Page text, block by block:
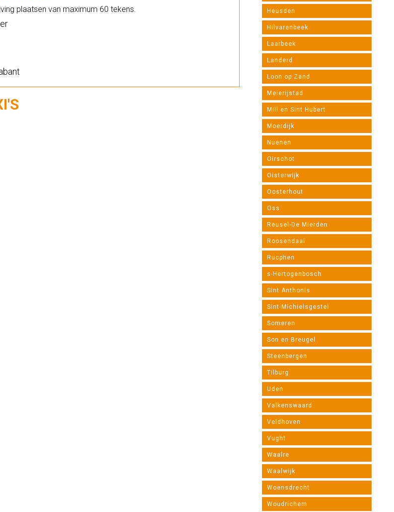
plaatsen van maximum 60 tekens. Heusden
Hilvarenbeek
Laarbeek
Landerd
Loon op Zand
Meierijstad
Mill en Sint Hubert
Moerdijk
Nuenen
Oirschot
Oisterwijk
Oosterhout
Oss
Reusel-De Mierden
Roosendaal
Rucphen
s-Hertogenbosch
Sint Anthonis
Sint-Michielsgestel
Someren
Son en Breugel
Steenbergen
Tilburg
Uden
Valkenswaard
Veldhoven
Vught
Waalre
Waalwijk
Woensdrecht
Woudrichem